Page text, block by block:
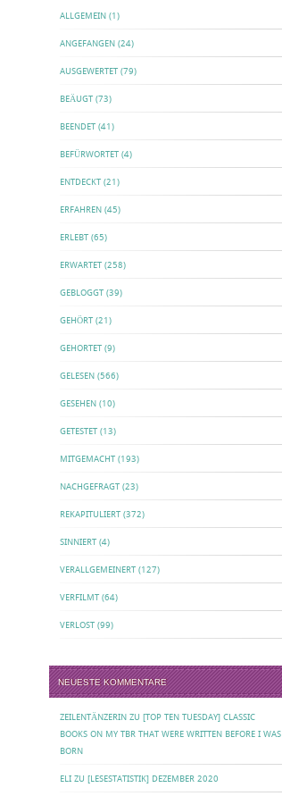
ALLGEMEIN (1)
ANGEFANGEN (24)
AUSGEWERTET (79)
BEÄUGT (73)
BEENDET (41)
BEFÜRWORTET (4)
ENTDECKT (21)
ERFAHREN (45)
ERLEBT (65)
ERWARTET (258)
GEBLOGGT (39)
GEHÖRT (21)
GEHORTET (9)
GELESEN (566)
GESEHEN (10)
GETESTET (13)
MITGEMACHT (193)
NACHGEFRAGT (23)
REKAPITULIERT (372)
SINNIERT (4)
VERALLGEMEINERT (127)
VERFILMT (64)
VERLOST (99)
NEUESTE KOMMENTARE
ZEILENTÄNZERIN ZU [TOP TEN TUESDAY] CLASSIC
BOOKS ON MY TBR THAT WERE WRITTEN BEFORE I WAS
BORN
ELI ZU [LESESTATISTIK] DEZEMBER 2020